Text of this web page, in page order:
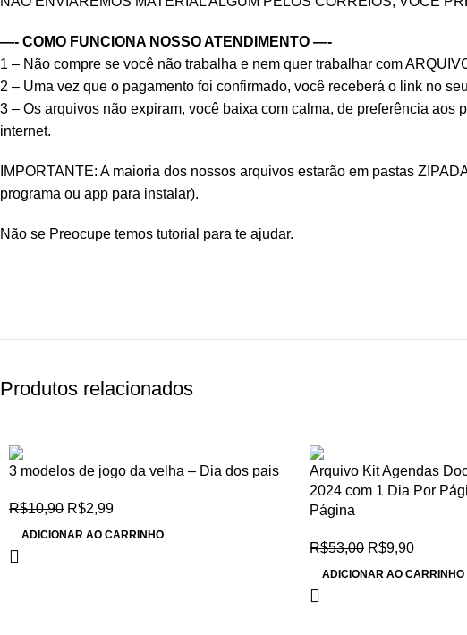
—- COMO FUNCIONA NOSSO ATENDIMENTO —-
1 – Não compre se você não trabalha e nem quer trabalhar com
2 – Uma vez que o pagamento foi confirmado, você receberá o link no
3 – Os arquivos não expiram, você baixa com calma, de preferência
internet.
IMPORTANTE: A maioria dos nossos arquivos estarão em pastas
programa ou app para instalar).
Não se Preocupe temos tutorial para te ajudar.
Produtos relacionados
3 modelos de jogo da velha – Dia dos pais
R$10,90 R$2,99
ADICIONAR AO CARRINHO
Arquivo Kit Agendas
2024 com 1 Dia Por
Página
R$53,00 R$9,90
ADICIONAR AO CARRINHO